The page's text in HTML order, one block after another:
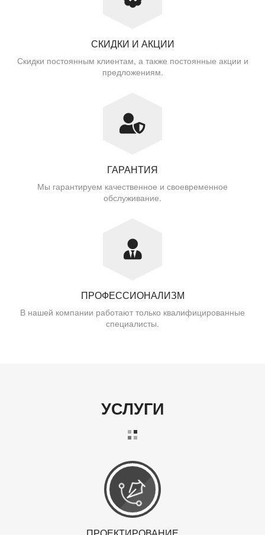
СКИДКИ И АКЦИИ
Скидки постоянным клиентам, а также постоянные акции и
предложениям.
ГАРАНТИЯ
Мы гарантируем качественное и своевременное
обслуживание.
ПРОФЕССИОНАЛИЗМ
В нашей компании работают только квалифицированные
специалисты.
УСЛУГИ